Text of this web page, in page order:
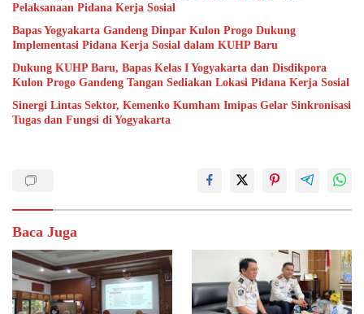
Pelaksanaan Pidana Kerja Sosial
Bapas Yogyakarta Gandeng Dinpar Kulon Progo Dukung
Implementasi Pidana Kerja Sosial dalam KUHP Baru
Dukung KUHP Baru, Bapas Kelas I Yogyakarta dan Disdikpora
Kulon Progo Gandeng Tangan Sediakan Lokasi Pidana Kerja Sosial
Sinergi Lintas Sektor, Kemenko Kumham Imipas Gelar Sinkronisasi
Tugas dan Fungsi di Yogyakarta
Baca Juga